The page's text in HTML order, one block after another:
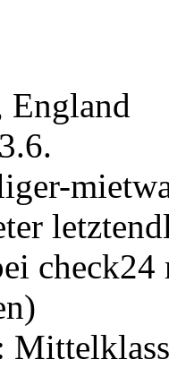
England
check24